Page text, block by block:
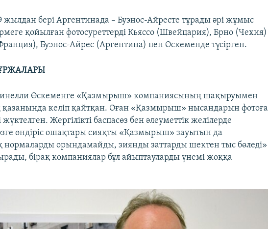
жылдан бері Аргентинада – Буэнос-Айресте тұрады әрі жұмыс
қойылған фотосуреттерді Кьяссо (Швейцария), Брно (Чехия)
Буэнос-Айрес (Аргентина) пен Өскеменде түсірген.
Өскеменге «Қазмырыш» компаниясының шақыруымен
келіп қайтқан. Оған «Қазмырыш» нысандарын фотоға
жүктелген. Жергілікті баспасөз бен әлеуметтік желілерде
өндіріс ошақтары сияқты «Қазмырыш» зауытын да
нормаларды орындамайды, зиянды заттарды шектен тыс бөледі»
бірақ компаниялар бұл айыптауларды үнемі жоққа